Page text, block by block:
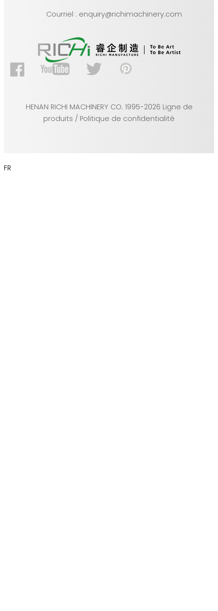
Courriel : enquiry@richimachinery.com
HENAN RICHI MACHINERY CO. 1995-2026 Ligne de
produits / Politique de confidentialité
FR